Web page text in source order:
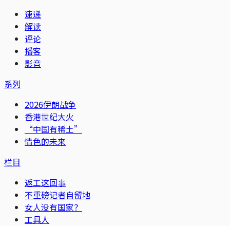
速递
解读
评论
播客
影音
系列
2026伊朗战争
香港世纪大火
“中国有稀土”
情色的未来
栏目
返工这回事
不重磅记者自留地
女人没有国家？
工具人